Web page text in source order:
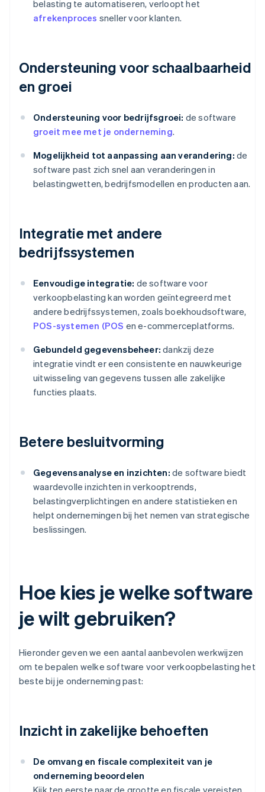
belasting te automatiseren, verloopt het
afrekenproces sneller voor klanten.
Ondersteuning voor schaalbaarheid
en groei
Ondersteuning voor bedrijfsgroei: de software
groeit mee met je onderneming.
Mogelijkheid tot aanpassing aan verandering: de
software past zich snel aan veranderingen in
belastingwetten, bedrijfsmodellen en producten aan.
Integratie met andere
bedrijfssystemen
Eenvoudige integratie: de software voor
verkoopbelasting kan worden geïntegreerd met
andere bedrijfssystemen, zoals boekhoudsoftware,
POS-systemen (POS en e-commerceplatforms.
Gebundeld gegevensbeheer: dankzij deze
integratie vindt er een consistente en nauwkeurige
uitwisseling van gegevens tussen alle zakelijke
functies plaats.
Betere besluitvorming
Gegevensanalyse en inzichten: de software biedt
waardevolle inzichten in verkooptrends,
belastingverplichtingen en andere statistieken en
helpt ondernemingen bij het nemen van strategische
beslissingen.
Hoe kies je welke software
je wilt gebruiken?
Hieronder geven we een aantal aanbevolen werkwijzen
om te bepalen welke software voor verkoopbelasting het
beste bij je onderneming past:
Inzicht in zakelijke behoeften
De omvang en fiscale complexiteit van je
onderneming beoordelen